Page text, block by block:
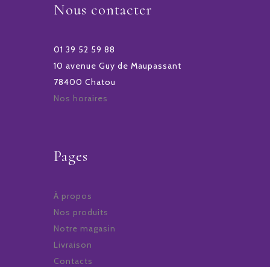
Nous contacter
01 39 52 59 88
10 avenue Guy de Maupassant
78400 Chatou
Nos horaires
Pages
À propos
Nos produits
Notre magasin
Livraison
Contacts